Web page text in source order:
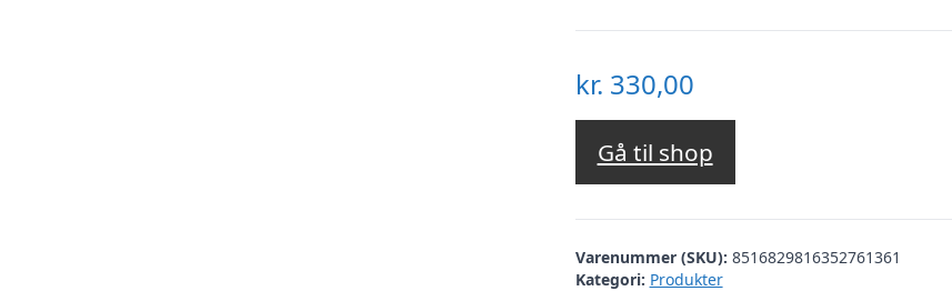
kr. 330,00
Gå til shop
Varenummer (SKU): 8516829816352761361
Kategori: Produkter